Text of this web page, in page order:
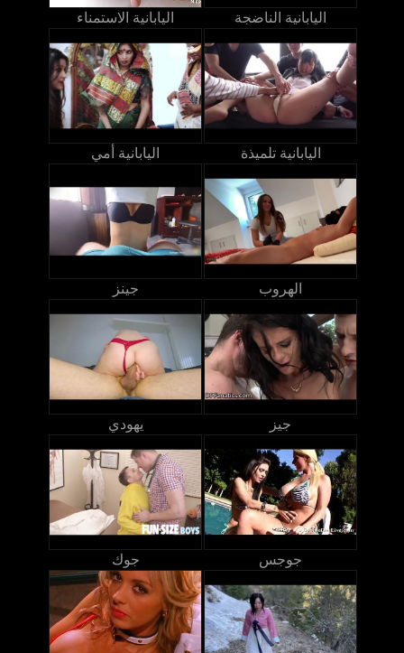
اليابانية الاستمناء اليابانية الناضجة
اليابانية أمي اليابانية تلميذة
جينز الهروب
يهودي جيز
جوك جوجس